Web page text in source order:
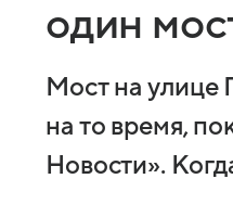
один
Мост на улице
на то время,
Новости».